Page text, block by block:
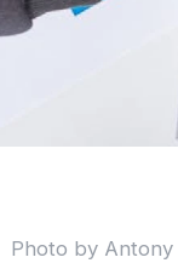
Photo by